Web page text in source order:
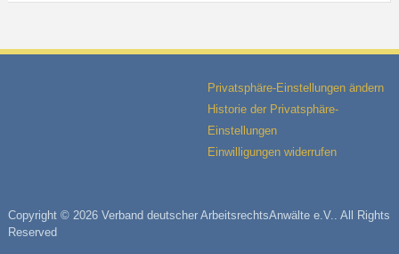
Privatsphäre-Einstellungen ändern
Historie der Privatsphäre-
Einstellungen
Einwilligungen widerrufen
Copyright © 2026 Verband deutscher ArbeitsrechtsAnwälte e.V.. All Rights
Reserved